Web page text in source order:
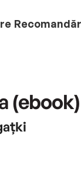
(ebook)